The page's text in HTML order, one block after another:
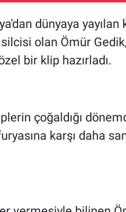
dünyaya
olan Ömür
bir klip hazırladı.
çoğaldığı
karşı daha